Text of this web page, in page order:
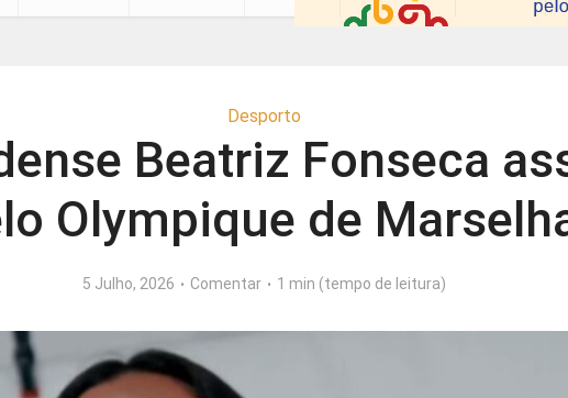
Desporto
Beatriz Fonseca
Olympique de
5 Julho, 2026 Comentar 1 min (tempo de leitura)